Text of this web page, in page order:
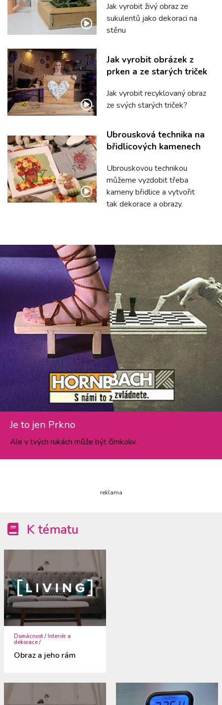
Jak vyrobit živý obraz ze
sukulentů jako dekoraci na
stěnu
Jak vyrobit obrázek z
prken a ze starých triček
Jak vyrobit recyklovaný obraz
ze svých starých triček?
Ubrousková technika na
břidlicových kamenech
Ubrouskovou technikou
můžeme vyzdobit třeba
kameny břidlice a vytvořit
tak dekorace a obrazy.
Je to jen Prkno
Ale v tvých rukách může být čímkoliv.
reklama
K tématu
Domácnost /Interiér a
dekorace /
Obraz a jeho rám